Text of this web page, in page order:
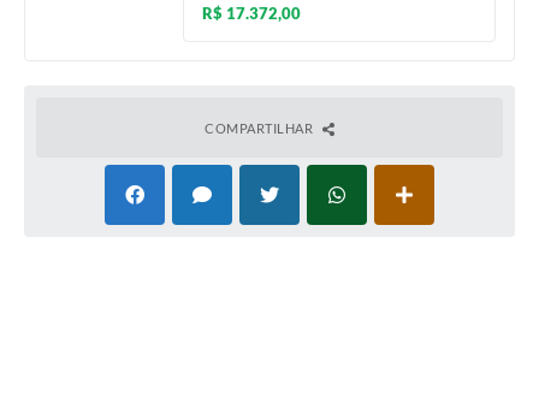
R$ 17.372,00
COMPARTILHAR